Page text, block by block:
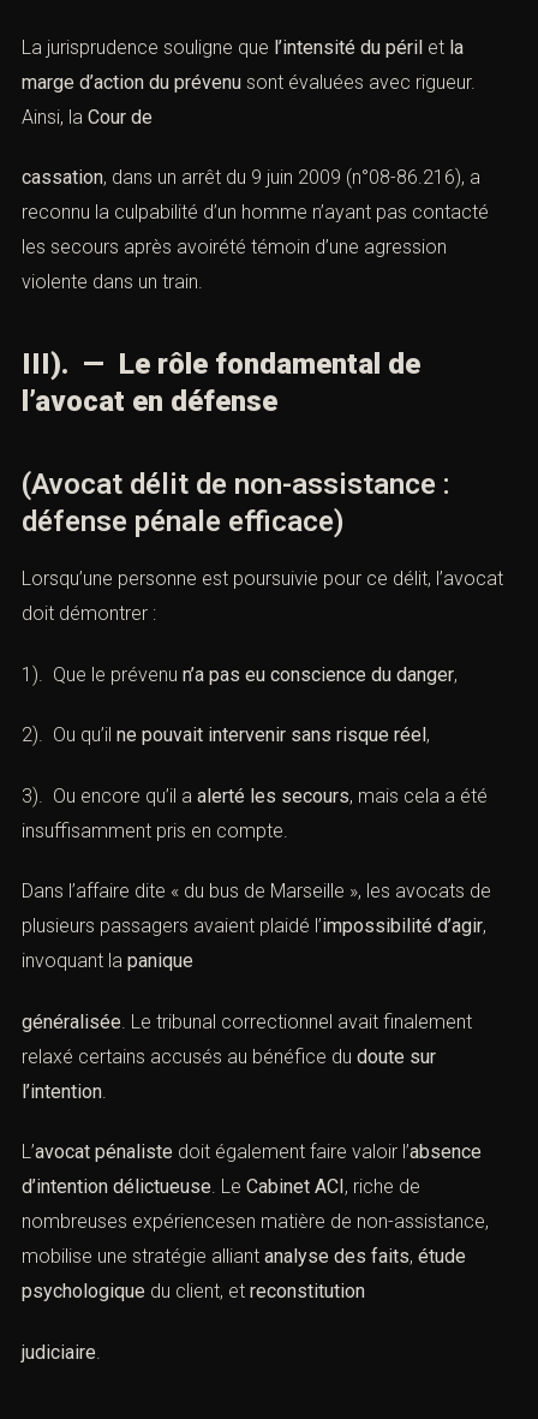
La jurisprudence souligne que l’intensité du péril et la
marge d’action du prévenu sont évaluées avec rigueur.
Ainsi, la Cour de
cassation, dans un arrêt du 9 juin 2009 (n°08-86.216), a
reconnu la culpabilité d’un homme n’ayant pas contacté
les secours après avoirété témoin d’une agression
violente dans un train.
III). — Le rôle fondamental de
l’avocat en défense
(Avocat délit de non-assistance :
défense pénale efficace)
Lorsqu’une personne est poursuivie pour ce délit, l’avocat
doit démontrer :
1). Que le prévenu n’a pas eu conscience du danger,
2). Ou qu’il ne pouvait intervenir sans risque réel,
3). Ou encore qu’il a alerté les secours, mais cela a été
insuffisamment pris en compte.
Dans l’affaire dite « du bus de Marseille », les avocats de
plusieurs passagers avaient plaidé l’impossibilité d’agir,
invoquant la panique
généralisée. Le tribunal correctionnel avait finalement
relaxé certains accusés au bénéfice du doute sur
l’intention.
L’avocat pénaliste doit également faire valoir l’absence
d’intention délictueuse. Le Cabinet ACI , riche de
nombreuses expériencesen matière de non-assistance,
mobilise une stratégie alliant analyse des faits, étude
psychologique du client, et reconstitution
judiciaire.